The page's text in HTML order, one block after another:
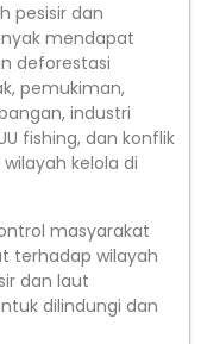
pesisir dan
mendapat
deforestasi
pemukiman,
industri
fishing, dan konflik
kelola di
masyarakat
terhadap wilayah
dan laut
dilindungi dan